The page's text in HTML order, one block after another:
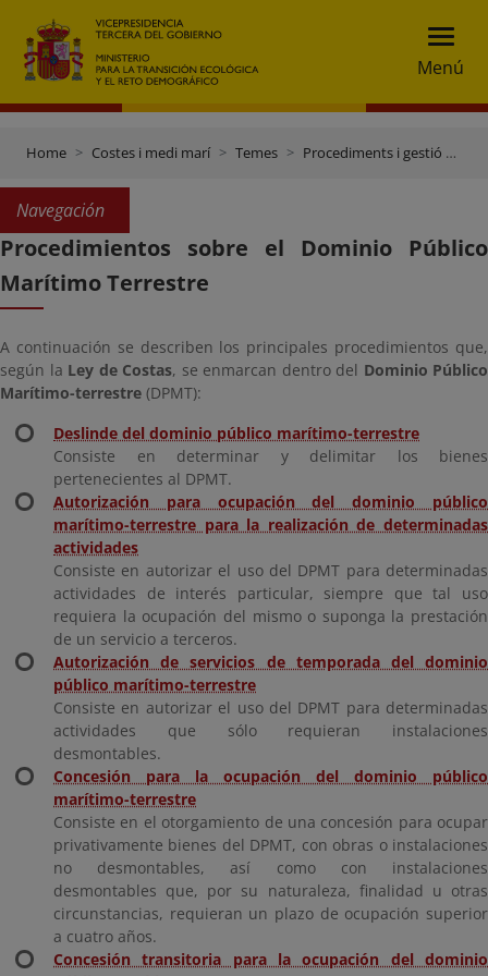
Menú
Home Costes i medi marí Temes Procediments i gestió del domini públic maritimoterrestre
Navegación
Procedimientos sobre el Dominio Público
Marítimo Terrestre
A continuación se describen los principales procedimientos que,
según la Ley de Costas, se enmarcan dentro del Dominio Público
Marítimo-terrestre (DPMT):
Deslinde del dominio público marítimo-terrestre
Consiste en determinar y delimitar los bienes
pertenecientes al DPMT.
Autorización para ocupación del dominio público
marítimo-terrestre para la realización de determinadas
actividades
Consiste en autorizar el uso del DPMT para determinadas
actividades de interés particular, siempre que tal uso
requiera la ocupación del mismo o suponga la prestación
de un servicio a terceros.
Autorización de servicios de temporada del dominio
público marítimo-terrestre
Consiste en autorizar el uso del DPMT para determinadas
actividades que sólo requieran instalaciones
desmontables.
Concesión para la ocupación del dominio público
marítimo-terrestre
Consiste en el otorgamiento de una concesión para ocupar
privativamente bienes del DPMT, con obras o instalaciones
no desmontables, así como con instalaciones
desmontables que, por su naturaleza, finalidad u otras
circunstancias, requieran un plazo de ocupación superior
a cuatro años.
Concesión transitoria para la ocupación del dominio